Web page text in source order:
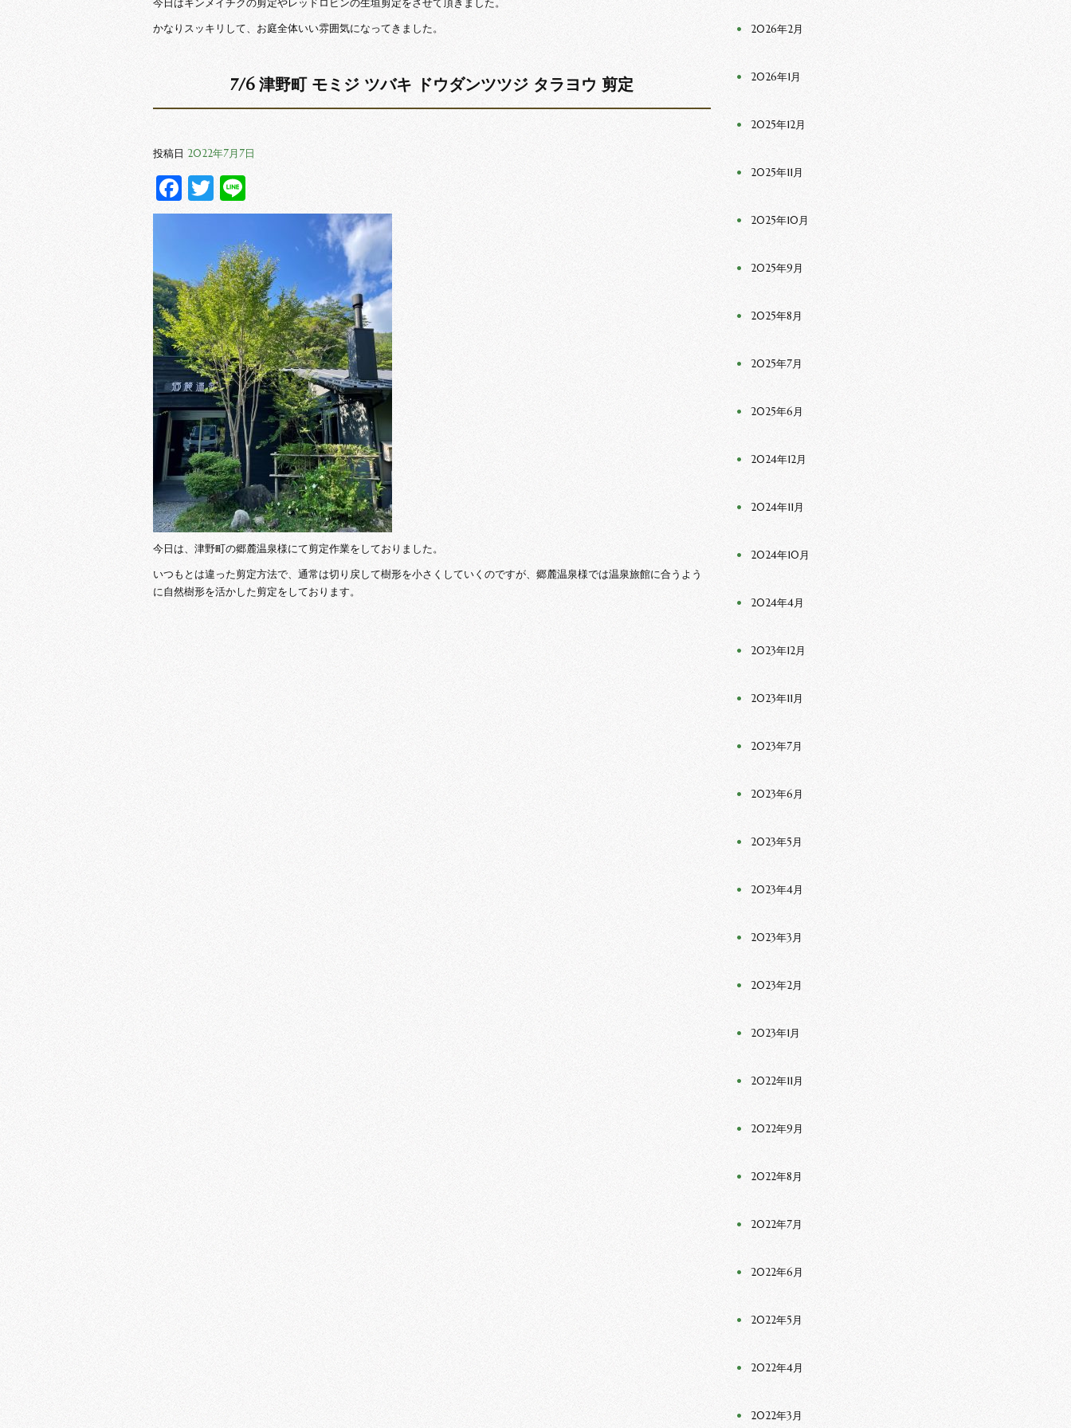
今日はキンメイチクの剪定やレッドロビンの生垣剪定をさせて頂きました。
かなりスッキリして、お庭全体いい雰囲気になってきました。
7/6 津野町 モミジ ツバキ ドウダンツツジ タラヨウ 剪定
投稿日 2022年7月7日
Facebook
Twitter
今日は、津野町の郷麓温泉様にて剪定作業をしておりました。
いつもとは違った剪定方法で、通常は切り戻して樹形を小さくしていくのですが、郷麓温泉様では温泉旅館に合うよう
に自然樹形を活かした剪定をしております。
2026年2月
2026年1月
2025年12月
2025年11月
2025年10月
2025年9月
2025年8月
2025年7月
2025年6月
2024年12月
2024年11月
2024年10月
2024年4月
2023年12月
2023年11月
2023年7月
2023年6月
2023年5月
2023年4月
2023年3月
2023年2月
2023年1月
2022年11月
2022年9月
2022年8月
2022年7月
2022年6月
2022年5月
2022年4月
2022年3月